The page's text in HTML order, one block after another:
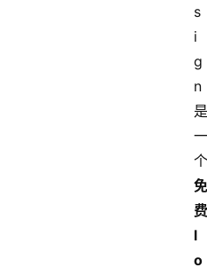
s
i
g
n
是
一
个
免
费
l
o